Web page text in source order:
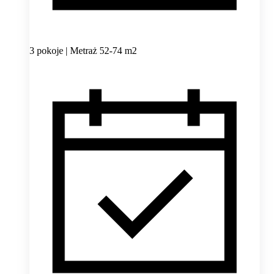
3 pokoje | Metraż 52-74 m2